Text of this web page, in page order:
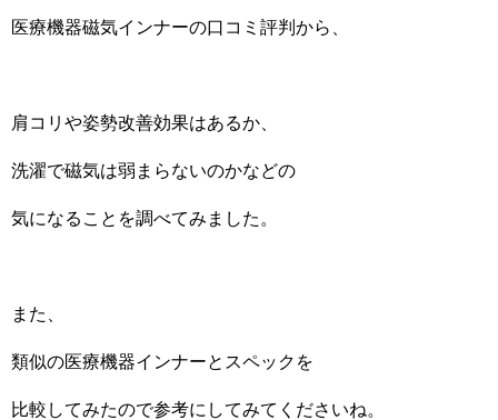
医療機器磁気インナーの口コミ評判から、
肩コリや姿勢改善効果はあるか、
洗濯で磁気は弱まらないのかなどの
気になることを調べてみました。
また、
類似の医療機器インナーとスペックを
比較してみたので参考にしてみてくださいね。